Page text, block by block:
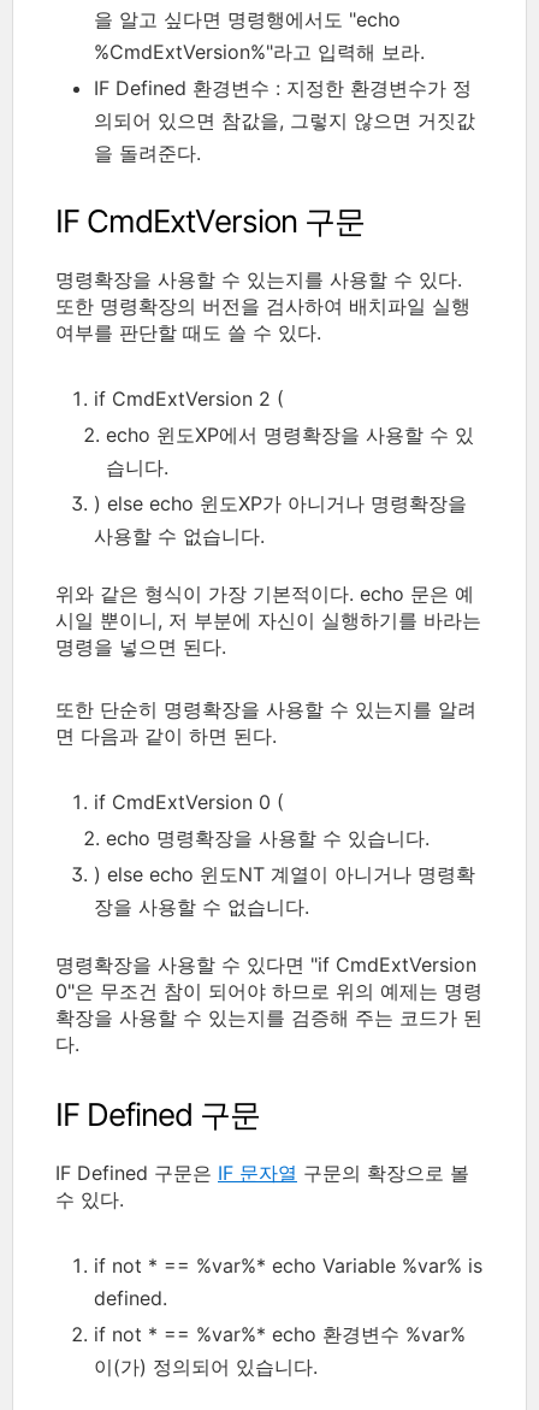
을 알고 싶다면 명령행에서도 "echo
%CmdExtVersion%"라고 입력해 보라.
IF Defined 환경변수 : 지정한 환경변수가 정
의되어 있으면 참값을, 그렇지 않으면 거짓값
을 돌려준다.
IF CmdExtVersion 구문
명령확장을 사용할 수 있는지를 사용할 수 있다.
또한 명령확장의 버전을 검사하여 배치파일 실행
여부를 판단할 때도 쓸 수 있다.
if CmdExtVersion 2 (
echo 윈도XP에서 명령확장을 사용할 수 있
습니다.
) else echo 윈도XP가 아니거나 명령확장을
사용할 수 없습니다.
위와 같은 형식이 가장 기본적이다. echo 문은 예
시일 뿐이니, 저 부분에 자신이 실행하기를 바라는
명령을 넣으면 된다.
또한 단순히 명령확장을 사용할 수 있는지를 알려
면 다음과 같이 하면 된다.
if CmdExtVersion 0 (
echo 명령확장을 사용할 수 있습니다.
) else echo 윈도NT 계열이 아니거나 명령확
장을 사용할 수 없습니다.
명령확장을 사용할 수 있다면 "if CmdExtVersion
0"은 무조건 참이 되어야 하므로 위의 예제는 명령
확장을 사용할 수 있는지를 검증해 주는 코드가 된
다.
IF Defined 구문
IF Defined 구문은 IF 문자열 구문의 확장으로 볼
수 있다.
if not * == %var%* echo Variable %var% is
defined.
if not * == %var%* echo 환경변수 %var%
이(가) 정의되어 있습니다.